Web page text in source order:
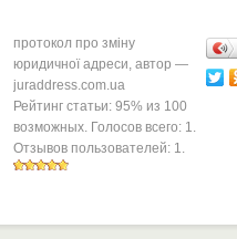
протокол про зміну
юридичної адреси, автор —
juraddress.com.ua
Рейтинг статьи: 95% из 100
возможных. Голосов всего: 1.
Отзывов пользователей: 1.